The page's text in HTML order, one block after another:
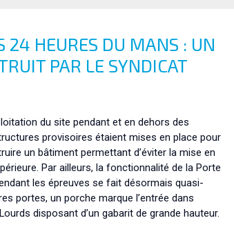
24 HEURES DU MANS : UN
PAR LE SYNDICAT
du site pendant et en dehors des
provisoires étaient mises en place pour
un bâtiment permettant d’éviter la mise en
Par ailleurs, la fonctionnalité de la Porte
les épreuves se fait désormais quasi-
portes, un porche marque l’entrée dans
disposant d’un gabarit de grande hauteur.